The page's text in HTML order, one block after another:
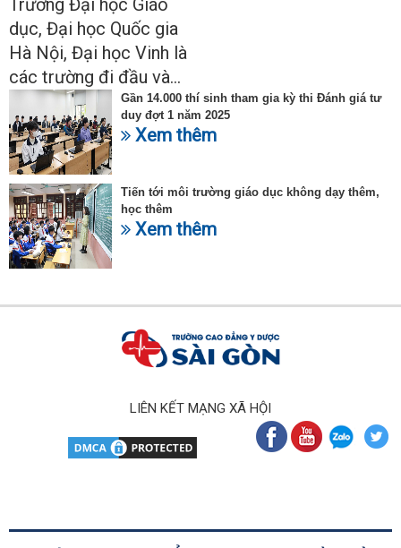
nhiên
Trường Đại học Giáo
dục, Đại học Quốc gia
Hà Nội, Đại học Vinh là
các trường đi đầu và...
Gần 14.000 thí sinh tham gia kỳ thi Đánh giá tư
duy đợt 1 năm 2025
Xem thêm
Tiến tới môi trường giáo dục không dạy thêm,
học thêm
Xem thêm
LIÊN KẾT MẠNG XÃ HỘI